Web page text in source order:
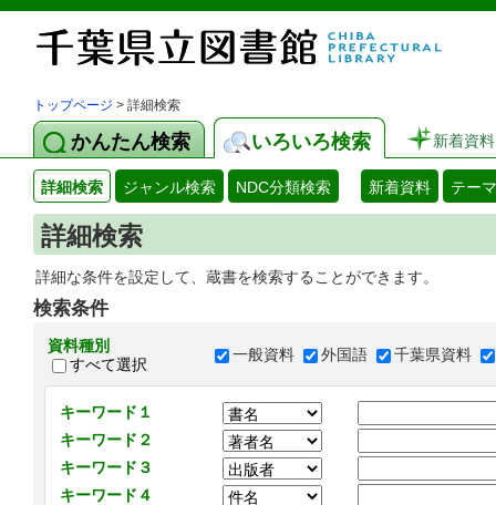
トップページ > 詳細検索
かんたん検索 いろいろ検索 新着資料
詳細検索 ジャンル検索 NDC分類検索 新着資料 テー
詳細検索
詳細な条件を設定して、蔵書を検索することができます。
検索条件
資料種別
すべて選択
一般資料 外国語 千葉県資料
キーワード１
キーワード２
キーワード３
キーワード４